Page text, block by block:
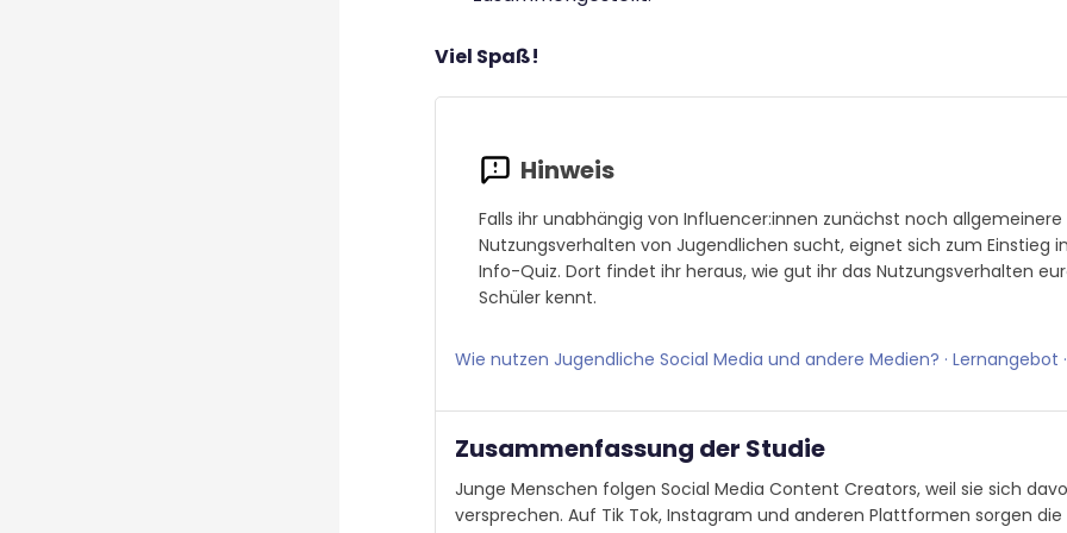
Viel Spaß!
Falls ihr unabhängig von Influencer:innen zunächst noch
Nutzungsverhalten von Jugendlichen sucht, eignet sich zum Einstieg
Info-Quiz. Dort findet ihr heraus, wie gut ihr das Nutzungsverhalten
Schüler kennt.
Wie nutzen Jugendliche Social Media und andere Medien? · Lernangebot
Zusammenfassung der Studie
Junge Menschen folgen Social Media Content Creators, weil sie sich
versprechen. Auf Tik Tok, Instagram und anderen Plattformen sorgen